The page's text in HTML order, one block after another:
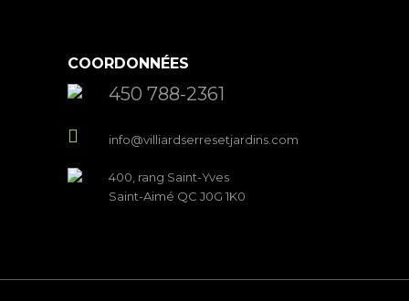
COORDONNÉES
450 788-2361
info@villiardserresetjardins.com
400, rang Saint-Yves
Saint-Aimé QC J0G 1K0